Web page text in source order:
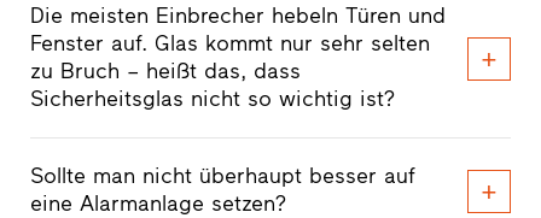
Die meisten Einbrecher hebeln Türen und
Fenster auf. Glas kommt nur sehr selten
zu Bruch – heißt das, dass
Sicherheitsglas nicht so wichtig ist?
Sollte man nicht überhaupt besser auf
eine Alarmanlage setzen?